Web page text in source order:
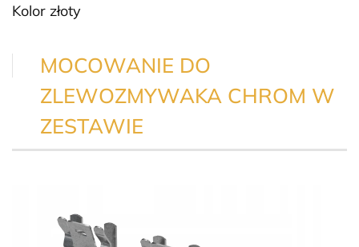
Kolor złoty
MOCOWANIE DO
ZLEWOZMYWAKA CHROM W
ZESTAWIE